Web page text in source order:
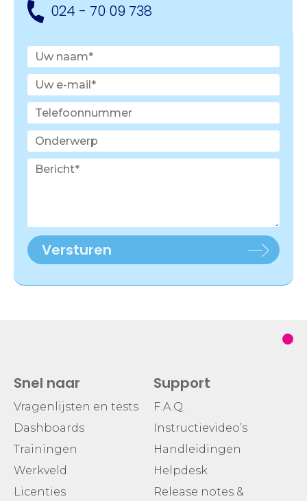
024 - 70 09 738
Versturen
Snel naar
Vragenlijsten en tests
Dashboards
Trainingen
Werkveld
Licenties
Support
F.A.Q.
Instructievideo’s
Handleidingen
Helpdesk
Release notes &